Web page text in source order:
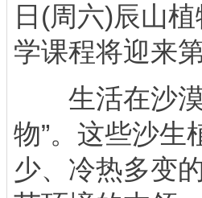
日(周六)辰山
学课程将迎来
生活在沙漠
物”。这些沙生
少、冷热多变